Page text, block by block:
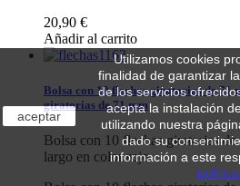
aceptar
Utilizamos cookies
finalidad de garantizar
de los servicios
acepta la instalación
utilizando nuestra
dado su
información a este
20,90 €
Añadir al carrito
Bolsa con 10 flechas giratorias de 71
giratorias de 71 mm
Bolsa con 10 flechas giratorias
largo en color rojo.